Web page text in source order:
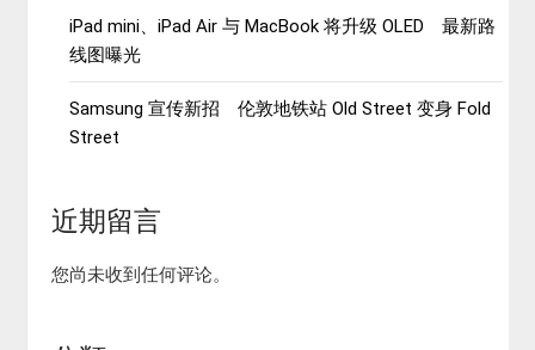
iPad mini、iPad Air 与 MacBook 将升级 OLED 最新路
线图曝光
Samsung 宣传新招 伦敦地铁站 Old Street 变身 Fold
Street
近期留言
您尚未收到任何评论。